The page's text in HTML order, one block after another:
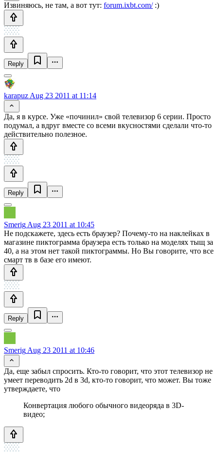
Извиняюсь, не там, а вот тут: forum.ixbt.com/:)
Reply
karapuz Aug 23 2011 at 11:14
Да, я в курсе. Уже «починил» свой телевизор 6 серии. Просто
подумал, а вдруг вместе со всеми вкусностями сделали что-то
действительно полезное.
Reply
Smerig Aug 23 2011 at 10:45
Не подскажете, здесь есть браузер? Почему-то на наклейках в
магазине пиктограмма браузера есть только на моделях тыщ за
40, а на этом нет такой пиктограммы. Но Вы говорите, что все
смарт тв в базе его имеют.
Reply
Smerig Aug 23 2011 at 10:46
Да, еще забыл спросить. Кто-то говорит, что этот телевизор не
умеет переводить 2d в 3d, кто-то говорит, что может. Вы тоже
утверждаете, что
Конвертация любого обычного видеоряда в 3D-
видео;